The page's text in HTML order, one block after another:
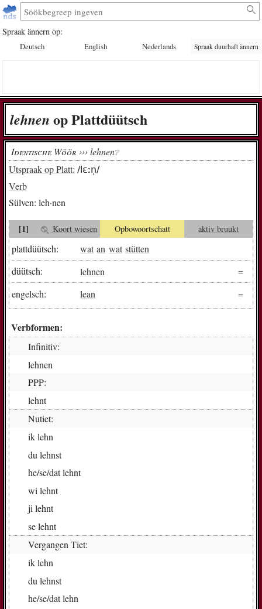
Spraak ännern op:
Deutsch English Nederlands Spraak duurhaft ännern
leh­nen op Plattdüütsch
Utspraak op Platt: /lɛːn̩/
Verb
Sülven: leh·nen
[1] Koort wiesen Opbowoortschatt aktiv bruukt
plattdüütsch: wat an wat stütten
düütsch:
lehnen
engelsch:
lean
Verbformen:
Infinitiv:
leh­nen
PPP:
lehnt
Nutiet:
iklehn
du lehnst
he/se/datlehnt
wi lehnt
jilehnt
selehnt
Vergangen Tiet:
iklehn
du lehnst
he/se/datlehn
Identische Wöör ››› lehnen❔︎